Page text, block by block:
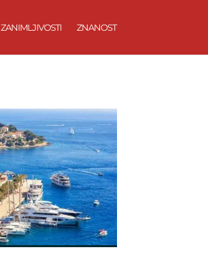
ZANIMLJIVOSTI ZNANOST